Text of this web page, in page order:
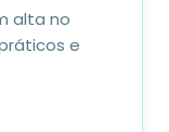
alta no
e